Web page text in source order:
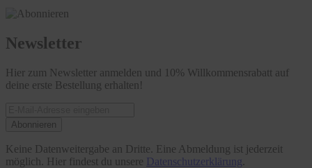
Newsletter
Hier zum Newsletter anmelden und 10% Willkommensrabatt auf
deine erste Bestellung erhalten!
Abonnieren
Keine Datenweitergabe an Dritte. Eine Abmeldung ist jederzeit
möglich. Hier findest du unsere Datenschutzerklärung